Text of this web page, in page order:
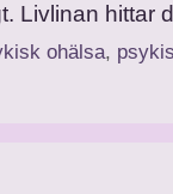
Livlinan
ohälsa,